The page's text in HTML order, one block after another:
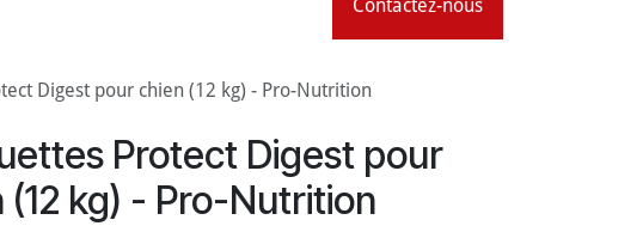
Contactez-nous
Digest pour chien (12 kg) - Pro-Nutrition
Protect Digest pour
(12 kg) - Pro-Nutrition